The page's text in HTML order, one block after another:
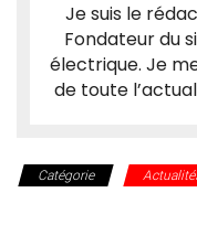
Je suis le
Fondateur du
électrique. Je
de toute
Catégorie